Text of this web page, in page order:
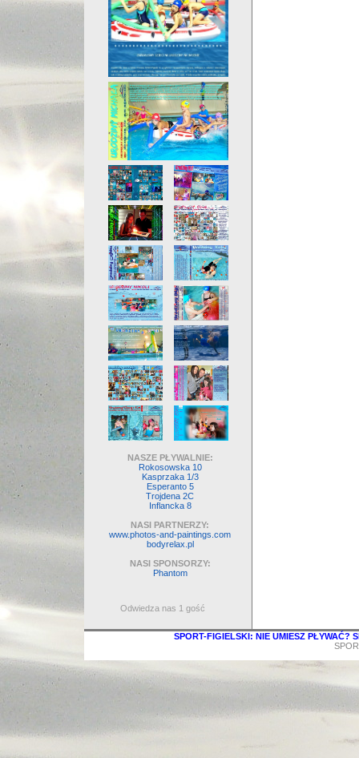
NASZE PŁYWALNIE:
Rokosowska 10
Kasprzaka 1/3
Esperanto 5
Trojdena 2C
Inflancka 8
NASI PARTNERZY:
www.photos-and-paintings.com
bodyrelax.pl
NASI SPONSORZY:
Phantom
Odwiedza nas 1 gość
SPORT-FIGIELSKI: NIE UMIESZ PŁYWAĆ?